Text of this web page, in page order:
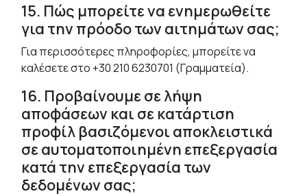
15. Πώς μπορείτε να ενημερωθείτε
για την πρόοδο των αιτημάτων σας;
Για περισσότερες πληροφορίες, μπορείτε να
καλέσετε στο +30 210 6230701 (Γραμματεία).
16. Προβαίνουμε σε λήψη
αποφάσεων και σε κατάρτιση
προφίλ βασιζόμενοι αποκλειστικά
σε αυτοματοποιημένη επεξεργασία
κατά την επεξεργασία των
δεδομένων σας;